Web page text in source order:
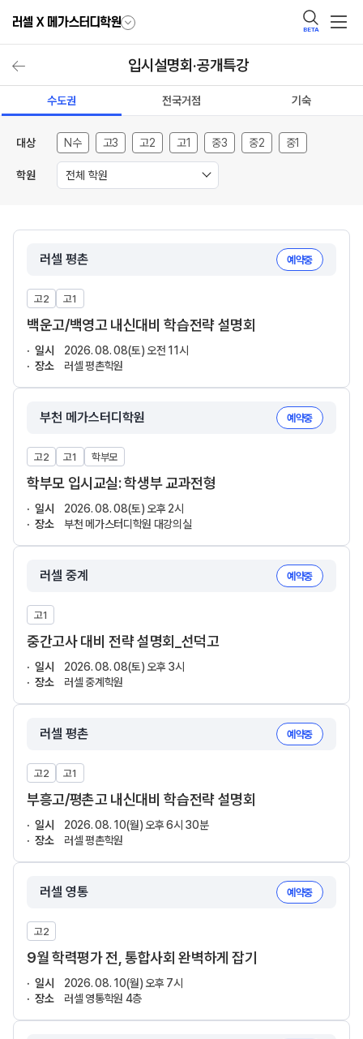
BETA
입시설명회·공개특강
수도권 전국거점 기숙
대상 N수 고3 고2 고1 중3 중2 중1
학원 전체 학원
러셀 평촌 예약중
고2 고1
백운고/백영고 내신대비 학습전략 설명회
일시
2026. 08. 08(토) 오전 11시
장소
러셀 평촌학원
부천 메가스터디학원 예약중
고2 고1 학부모
학부모 입시교실: 학생부 교과전형
일시
2026. 08. 08(토) 오후 2시
장소
부천 메가스터디학원 대강의실
러셀 중계 예약중
고1
중간고사 대비 전략 설명회_선덕고
일시
2026. 08. 08(토) 오후 3시
장소
러셀 중계학원
러셀 평촌 예약중
고2 고1
부흥고/평촌고 내신대비 학습전략 설명회
일시
2026. 08. 10(월) 오후 6시 30분
장소
러셀 평촌학원
러셀 영통 예약중
고2
9월 학력평가 전, 통합사회 완벽하게 잡기
일시
2026. 08. 10(월) 오후 7시
장소
러셀 영통학원 4층